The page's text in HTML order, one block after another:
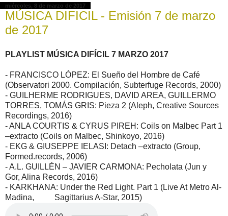
miércoles, 8 de marzo de 2017
MÚSICA DIFICIL - Emisión 7 de marzo
de 2017
PLAYLIST MÚSICA DIFÍCIL 7 MARZO 2017
- FRANCISCO LÓPEZ: El Sueño del Hombre de Café
(Observatori 2000. Compilación, Subterfuge Records, 2000)
- GUILHERME RODRIGUES, DAVID AREA, GUILLERMO
TORRES, TOMÁS GRIS: Pieza 2 (Aleph, Creative Sources
Recordings, 2016)
- ANLA COURTIS & CYRUS PIREH: Coils on Malbec Part 1
–extracto (Coils on Malbec, Shinkoyo, 2016)
- EKG & GIUSEPPE IELASI: Detach –extracto (Group,
Formed.records, 2006)
- A.L. GUILLÉN – JAVIER CARMONA: Pecholata (Jun y
Gor, Alina Records, 2016)
- KARKHANA: Under the Red Light. Part 1 (Live At Metro Al-
Madina, Sagittarius A-Star, 2015)